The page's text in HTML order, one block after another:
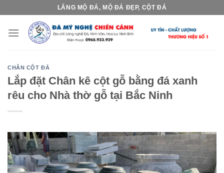
content
LĂNG MỘ ĐÁ, MỘ ĐÁ ĐẸP, CỘT ĐÁ
CHÂN CỘT ĐÁ
Lắp đặt Chân kê cột gỗ bằng đá xanh
rêu cho Nhà thờ gỗ tại Bắc Ninh